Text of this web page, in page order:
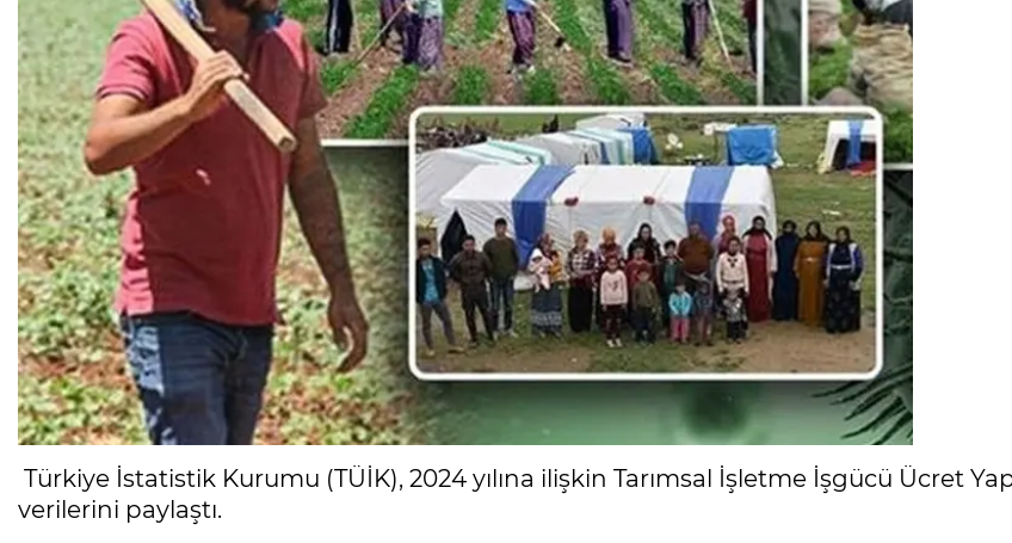
Türkiye İstatistik Kurumu (TÜİK), 2024 yılına ilişkin Tarımsal İşletme İşgücü Ücret
verilerini paylaştı.